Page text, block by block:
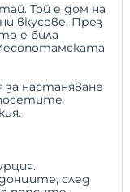
Той е дом на
вкусове. През
е била
настаняване
.
след